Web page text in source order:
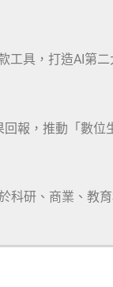
工具，打造AI第
報，推動「數位
科研、商業、教